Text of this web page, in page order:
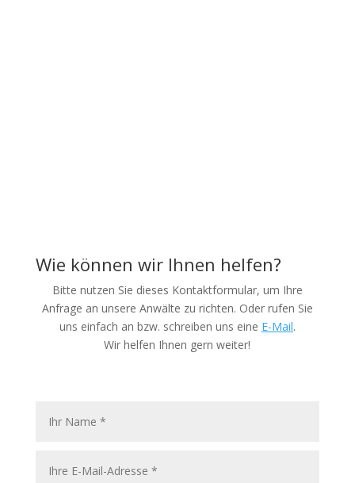
Wie können wir Ihnen helfen?
Bitte nutzen Sie dieses Kontaktformular, um Ihre
Anfrage an unsere Anwälte zu richten. Oder rufen Sie
uns einfach an bzw. schreiben uns eine E-Mail.
Wir helfen Ihnen gern weiter!